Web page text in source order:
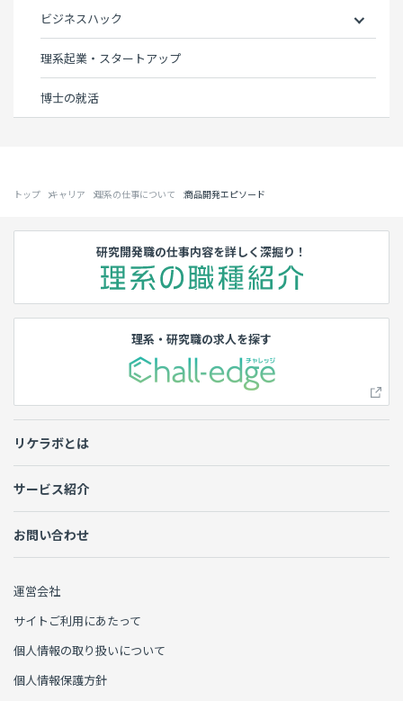
ビジネスハック
理系起業・スタートアップ
博士の就活
トップ キャリア 理系の仕事について 商品開発エピソード
研究開発職の仕事内容を詳しく深掘り！
理系・研究職の求人を探す
リケラボとは
サービス紹介
お問い合わせ
運営会社
サイトご利用にあたって
個人情報の取り扱いについて
個人情報保護方針